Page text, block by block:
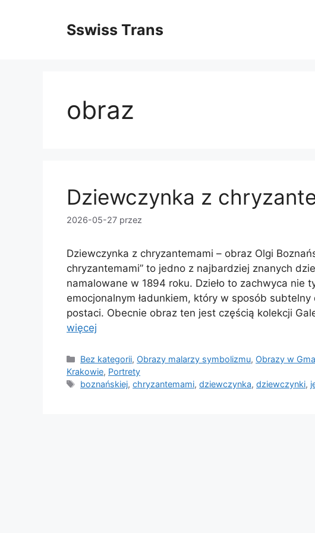
Sswiss Trans
obraz
Dziewczynka z
2026-05-27 przez
Dziewczynka z chryzantemami – obraz Olgi
chryzantemami” to jedno z najbardziej znanych
namalowane w 1894 roku. Dzieło to zachwyca nie
emocjonalnym ładunkiem, który w sposób
postaci. Obecnie obraz ten jest częścią kolekcji
więcej
Kategorie
Bez kategorii, Obrazy malarzy symbolizmu, Obrazy w
Krakowie, Portrety
Tagi
boznańskiej,chryzantemami,dziewczynka,dziewczynki,